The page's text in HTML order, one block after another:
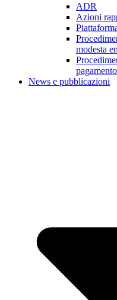
ADR
Azioni
modesta
pagamento
News e pubblicazioni